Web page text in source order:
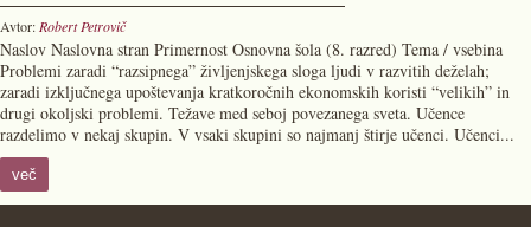
Avtor: Robert Petrovič
Naslov Naslovna stran Primernost Osnovna šola (8. razred) Tema / vsebina
Problemi zaradi “razsipnega” življenjskega sloga ljudi v razvitih deželah;
zaradi izključnega upoštevanja kratkoročnih ekonomskih koristi “velikih” in
drugi okoljski problemi. Težave med seboj povezanega sveta. Učence
razdelimo v nekaj skupin. V vsaki skupini so najmanj štirje učenci. Učenci...
več